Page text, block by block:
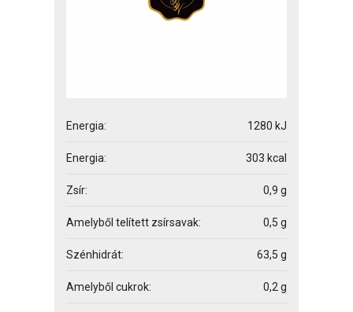
Energia: 1280 kJ
Energia: 303 kcal
Zsír: 0,9 g
Amelyből telített zsírsavak: 0,5 g
Szénhidrát: 63,5 g
Amelyből cukrok: 0,2 g